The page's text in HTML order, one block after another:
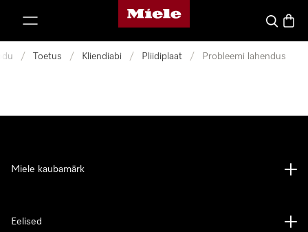
Miele avaleht
Search
/ Toetus / Kliendiabi / Pliidiplaat / Probleemi lahendus
Miele kaubamärk
Eelised